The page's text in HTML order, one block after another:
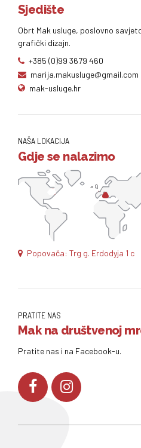
Sjedište
Obrt Mak usluge, poslovno
grafički dizajn.
+385 (0)99 3679 460
marija.makusluge@gmail.com
mak-usluge.hr
NAŠA LOKACIJA
Gdje se nalazimo
Popovača: Trg g. Erdodyja 1 c
PRATITE NAS
Mak na društvenoj
Pratite nas i na Facebook-u.